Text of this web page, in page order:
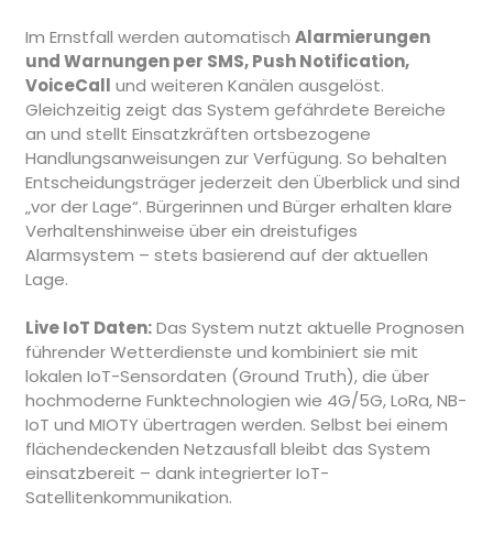
Im Ernstfall werden automatisch Alarmierungen
und Warnungen per SMS, Push Notification,
VoiceCall und weiteren Kanälen ausgelöst.
Gleichzeitig zeigt das System gefährdete Bereiche
an und stellt Einsatzkräften ortsbezogene
Handlungsanweisungen zur Verfügung. So behalten
Entscheidungsträger jederzeit den Überblick und sind
„vor der Lage“. Bürgerinnen und Bürger erhalten klare
Verhaltenshinweise über ein dreistufiges
Alarmsystem – stets basierend auf der aktuellen
Lage.
Live IoT Daten:Das System nutzt aktuelle Prognosen
führender Wetterdienste und kombiniert sie mit
lokalen IoT-Sensordaten (Ground Truth), die über
hochmoderne Funktechnologien wie 4G/5G, LoRa, NB-
IoT und MIOTY übertragen werden. Selbst bei einem
flächendeckenden Netzausfall bleibt das System
einsatzbereit – dank integrierter IoT-
Satellitenkommunikation.